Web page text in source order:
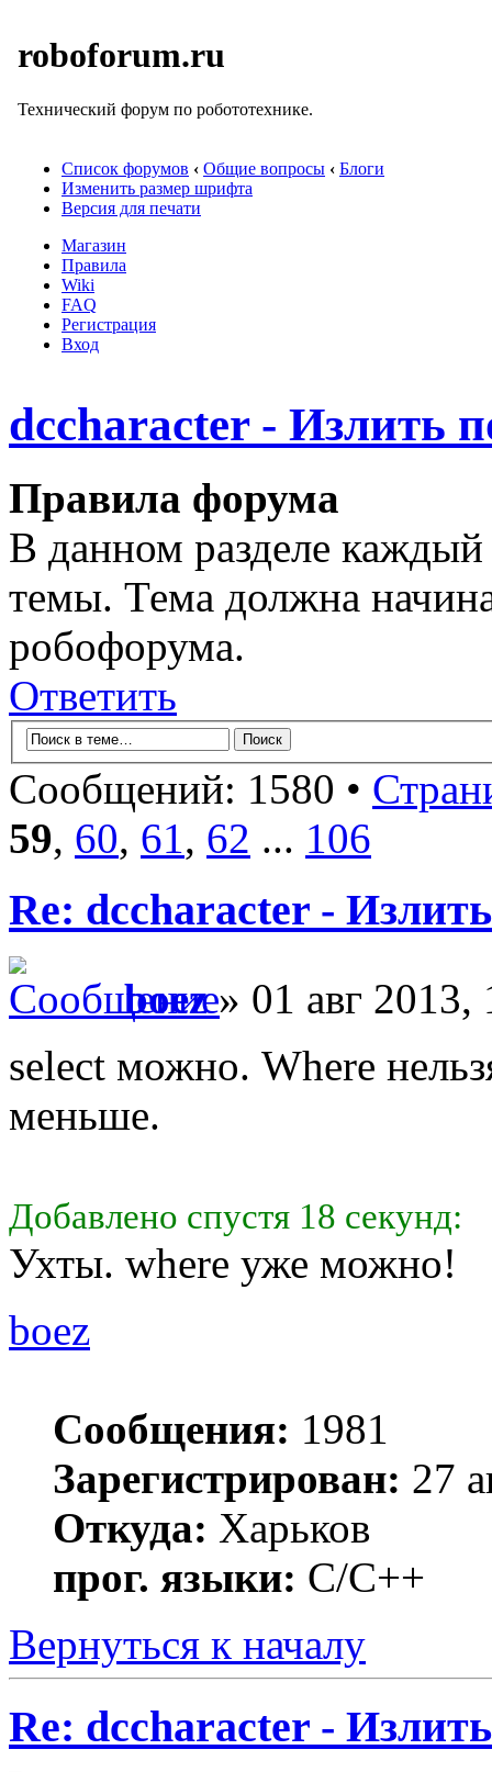
roboforum.ru
Технический форум по робототехнике.
Список форумов ‹ Общие вопросы ‹ Блоги
Изменить размер шрифта
Версия для печати
Магазин
Правила
Wiki
FAQ
Регистрация
Вход
dccharacter - Излить
Правила форума
В данном разделе
темы. Тема должна
робофорума.
Ответить
Сообщений: 1580 •
59, 60, 61, 62 ... 106
Re: dccharacter -
boez» 01 авг 2013,
select можно. Where
меньше.
Добавлено спустя 18 секунд:
Ухты. where уже можно!
boez
Сообщения: 1981
Зарегистрирован: 27
Откуда: Харьков
прог. языки: С/С++
Вернуться к началу
Re: dccharacter -